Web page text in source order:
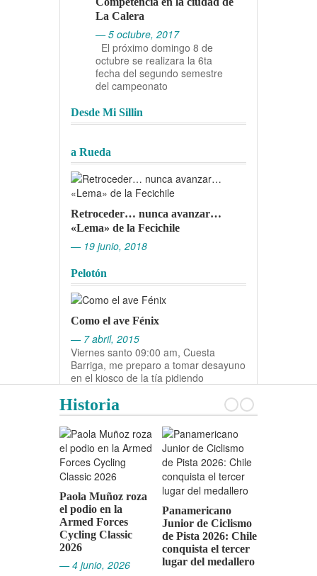
La Calera
— 5 octubre, 2017
El próximo domingo 8 de
octubre se realizara la 6ta
fecha del segundo semestre
del campeonato
Desde Mi Sillin
a Rueda
Retroceder… nunca avanzar…
«Lema» de la Fecichile
— 19 junio, 2018
Pelotón
Como el ave Fénix
— 7 abril, 2015
Viernes santo 09:00 am, Cuesta
Barriga, me preparo a tomar desayuno
en el kiosco de la tía pidiendo
Historia
Paola Muñoz roza
el podio en la
Armed Forces
Cycling Classic
2026
— 4 junio, 2026
Panamericano
Junior de Ciclismo
de Pista 2026: Chile
conquista el tercer
lugar del medallero